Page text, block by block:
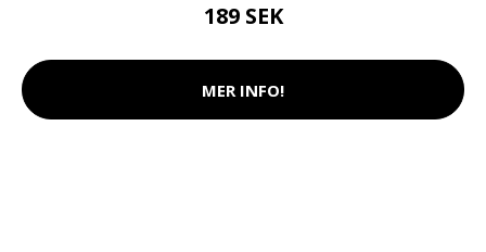
189 SEK
MER INFO!